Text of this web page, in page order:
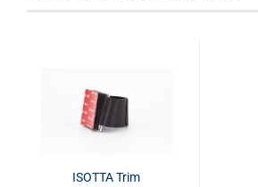
ISOTTA Trim